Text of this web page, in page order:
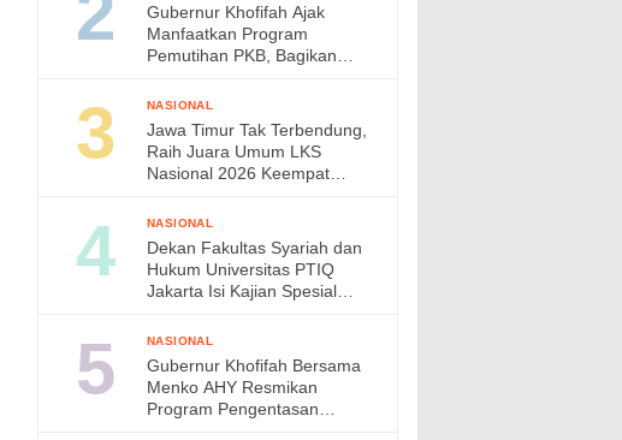
Gubernur Khofifah Ajak
Manfaatkan Program
Pemutihan PKB, Bagikan
dan Sembako kepada Ojol
Malang
NASIONAL
Jawa Timur Tak Terbendung,
Raih Juara Umum LKS
Nasional 2026 Keempat
Apresiasi Prestasi Siswa
Vokasi
NASIONAL
Dekan Fakultas Syariah dan
Hukum Universitas PTIQ
Jakarta Isi Kajian Spesial
di Jepang
NASIONAL
Gubernur Khofifah Bersama
Menko AHY Resmikan
Program Pengentasan